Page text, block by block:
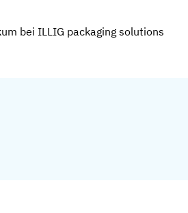
bei ILLIG packaging solutions